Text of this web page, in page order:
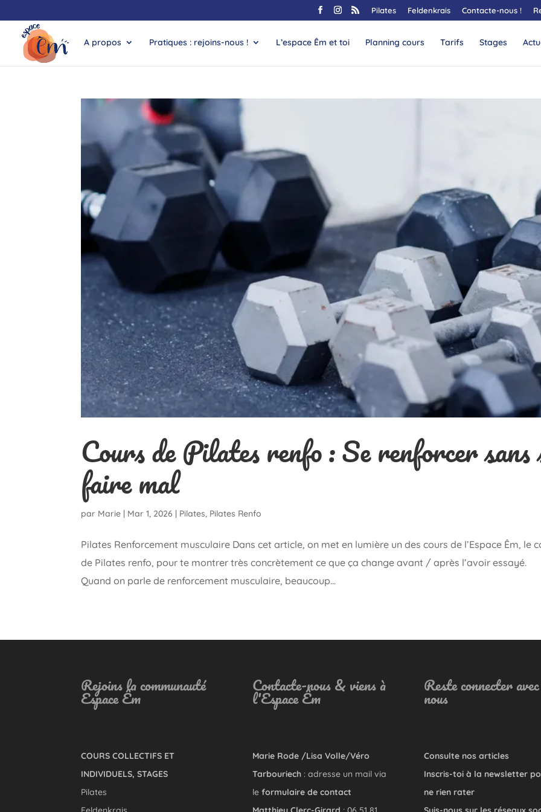
Pilates Feldenkrais Contacte-nous !
A propos Pratiques : rejoins-nous ! L’espace Êm et toi Planning cours Tarifs Stages
Cours de Pilates renfo : Se renforcer sans
faire mal
par Marie | Mar 1, 2026 | Pilates, Pilates Renfo
Pilates Renforcement musculaire Dans cet article, on met en lumière un des cours de l’Espace Êm, le
de Pilates renfo, pour te montrer très concrètement ce que ça change avant / après l’avoir essayé.
Quand on parle de renforcement musculaire, beaucoup...
Rejoins la communauté
Espace Êm
COURS COLLECTIFS ET
INDIVIDUELS, STAGES
Pilates
Contacte-nous & viens à
l'Espace Êm
Marie Rode /Lisa Volle/Véro
Tarbouriech: adresse un mail via
le formulaire de contact
Reste connecter avec
nous
Consulte nos articles
Inscris-toi à la newsletter
ne rien rater